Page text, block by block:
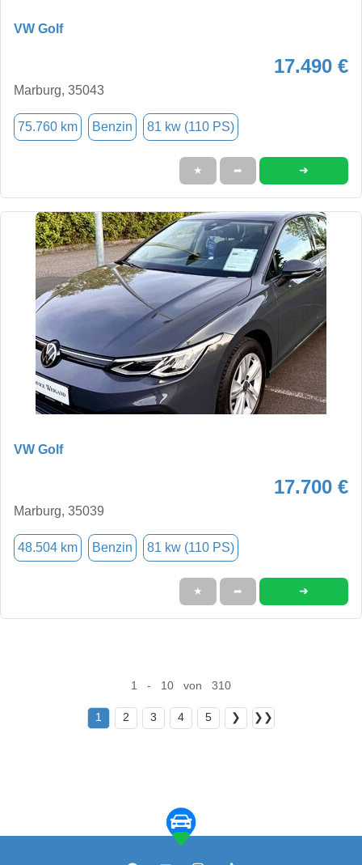
VW Golf
17.490 €
Marburg, 35043
75.760 km Benzin 81 kw (110 PS)
★ ➦ ➜
VW Golf
17.700 €
Marburg, 35039
48.504 km Benzin 81 kw (110 PS)
★ ➦ ➜
1 - 10 von 310
1 2 3 4 5 ❯ ❯❯